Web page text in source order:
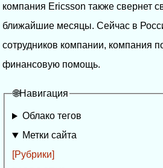
компания Ericsson также свернет
ближайшие месяцы. Сейчас в
сотрудников компании, компания
финансовую помощь.
🌐Навигация
Облако тегов
Метки сайта
[Рубрики]